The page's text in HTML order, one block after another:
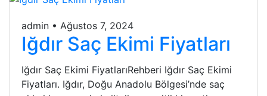
admin • Ağustos 7, 2024
Iğdır Saç Ekimi Fiyatları
Iğdır Saç Ekimi FiyatlarıRehberi Iğdır Saç Ekimi
Fiyatları. Iğdır, Doğu Anadolu Bölgesi’nde saç